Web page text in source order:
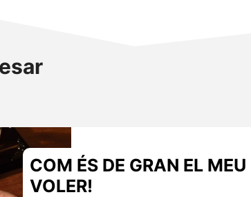
COM ÉS DE GRAN EL MEU
VOLER!